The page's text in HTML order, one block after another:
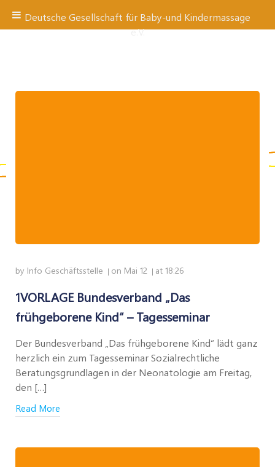
Deutsche Gesellschaft für Baby-und Kindermassage
e.V.
by Info Geschäftsstelle | on Mai 12 | at 18:26
1VORLAGE Bundesverband „Das
frühgeborene Kind“ – Tagesseminar
Der Bundesverband „Das frühgeborene Kind“ lädt ganz
herzlich ein zum Tagesseminar Sozialrechtliche
Beratungsgrundlagen in der Neonatologie am Freitag,
den […]
Read More